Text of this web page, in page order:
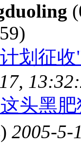
划征
头黑
2005-5-